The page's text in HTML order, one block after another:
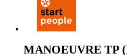
MANOEUVRE TP